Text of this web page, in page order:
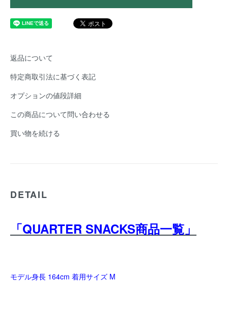
返品について
特定商取引法に基づく表記
オプションの値段詳細
この商品について問い合わせる
買い物を続ける
DETAIL
「QUARTER SNACKS商品一覧」
モデル身長 164cm 着用サイズ M